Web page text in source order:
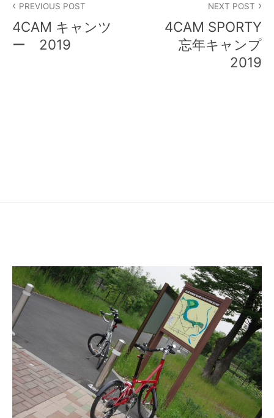
稿
ナ
PREVIOUS POST
4CAM キャンツ
ー 2019
NEXT POST
4CAM SPORTY
忘年キャンプ
2019